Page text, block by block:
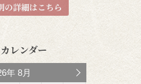
の詳細はこちら
レンダー
年 8月